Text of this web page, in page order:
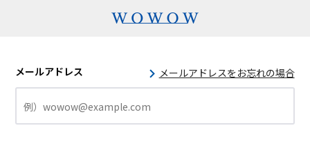
メールアドレス メールアドレスをお忘れの場合